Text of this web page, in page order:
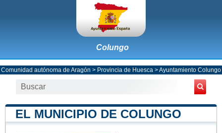
Colungo
Comunidad autónoma de Aragón > Provincia de Huesca >Ayuntamiento Colungo
EL MUNICIPIO DE COLUNGO